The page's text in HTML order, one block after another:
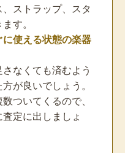
ストラップ、スタ
す。
使える状態の楽器
なくても済むよう
が良いでしょう。
ついてくるので、
定に出しましょ